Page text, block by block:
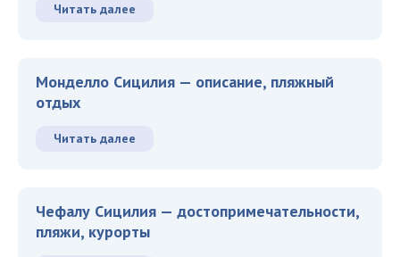
Читать далее
Монделло Сицилия — описание, пляжный
отдых
Читать далее
Чефалу Сицилия — достопримечательности,
пляжи, курорты